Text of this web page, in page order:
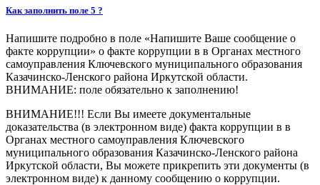
Как заполнить поле 5 ?
Напишите подробно в поле «Напишите Ваше сообщение о
факте коррупции» о факте коррупции в в Органах местного
самоуправления Ключевского муниципального образования
Казачинско-Ленского района Иркутской области.
ВНИМАНИЕ: поле обязательно к заполнению!
ВНИМАНИЕ!!! Если Вы имеете документальные
доказательства (в электронном виде) факта коррупции в в
Органах местного самоуправления Ключевского
муниципального образования Казачинско-Ленского района
Иркутской области, Вы можете прикрепить эти документы (в
электронном виде) к данному сообщению о коррупции.